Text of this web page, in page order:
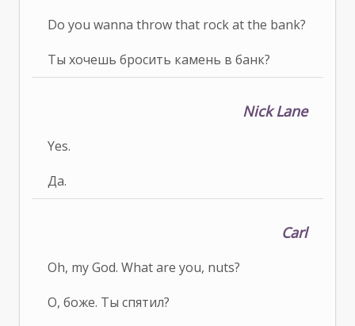
Do you wanna throw that rock at the bank?
Ты хочешь бросить камень в банк?
Nick Lane
Yes.
Да.
Carl
Oh, my God. What are you, nuts?
О, боже. Ты спятил?